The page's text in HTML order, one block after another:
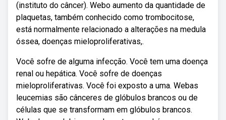
(instituto do câncer). Webo aumento da quantidade de
plaquetas, também conhecido como trombocitose,
está normalmente relacionado a alterações na medula
óssea, doenças mieloproliferativas,.
Você sofre de alguma infecção. Você tem uma doença
renal ou hepática. Você sofre de doenças
mieloproliferativas. Você foi exposto a uma. Webas
leucemias são cânceres de glóbulos brancos ou de
células que se transformam em glóbulos brancos.